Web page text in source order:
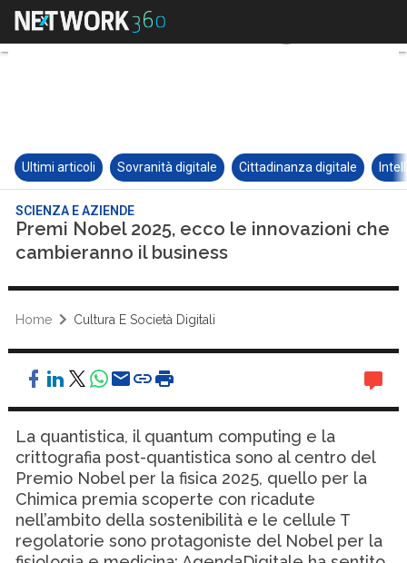
Ultimi articoli Sovranità digitale Cittadinanza digitale
SCIENZA E AZIENDE
Premi Nobel 2025, ecco le innovazioni che
cambieranno il business
Home Cultura E Società Digitali
La quantistica, il quantum computing e la
crittografia post-quantistica sono al centro del
Premio Nobel per la fisica 2025, quello per la
Chimica premia scoperte con ricadute
nell’ambito della sostenibilità e le cellule T
regolatorie sono protagoniste del Nobel per la